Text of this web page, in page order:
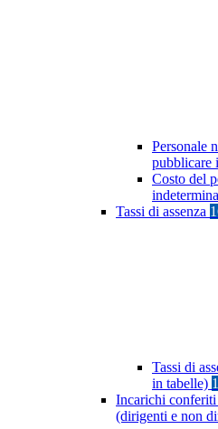
Personale
pubblicare
Costo del
Tassi di assenza
Tassi di
in tabelle)
Incarichi
(dirigenti e non